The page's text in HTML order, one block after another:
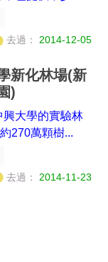
去過： 2014-12-05
新化林場(新
)
興大學的實驗林
270萬顆樹...
去過： 2014-11-23